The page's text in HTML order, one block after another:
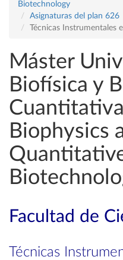
Biotechnology
Asignaturas del plan 626
Técnicas
Máster
Biofísica y
Biophysics
Facultad de
Técnicas